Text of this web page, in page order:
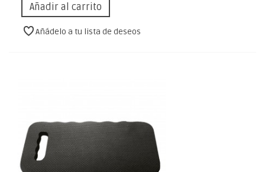
Añadir al carrito
Añádelo a tu lista de deseos